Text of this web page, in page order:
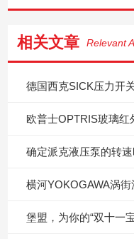
相关文章 Relevant
德国西克SICK压力开
欧普士OPTRIS玻璃红
确定派克液压泵的转
横河YOKOGAWA涡
堡盟，为你的“双十一